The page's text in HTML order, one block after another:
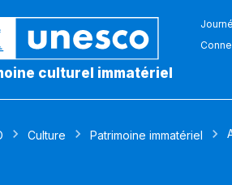
culturel immatériel
Culture Patrimoine immatériel